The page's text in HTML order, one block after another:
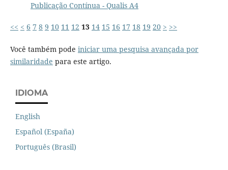
Publicação Contínua - Qualis A4
<< < 6 7 8 9 10 11 12 13 14 15 16 17 18 19 20 > >>
Você também pode iniciar uma pesquisa avançada por
similaridade para este artigo.
IDIOMA
English
Español (España)
Português (Brasil)